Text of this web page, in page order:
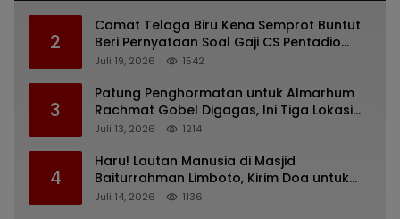
2
Camat Telaga Biru Kena Semprot Buntut
Beri Pernyataan Soal Gaji CS Pentadio
Barat yang Nunggak
Juli 19, 2026 1542
3
Patung Penghormatan untuk Almarhum
Rachmat Gobel Digagas, Ini Tiga Lokasi
yang Diusulkan
Juli 13, 2026 1214
4
Haru! Lautan Manusia di Masjid
Baiturrahman Limboto, Kirim Doa untuk
Almarhum Rachmat Gobel
Juli 14, 2026 1136